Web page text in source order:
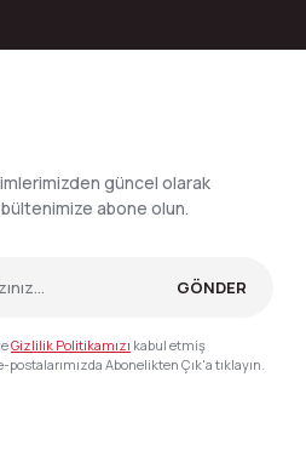
güncel olarak
abone olun.
GÖNDER
Gizlilik Politikamızı kabul etmiş
Abonelikten Çık'a tıklayın.